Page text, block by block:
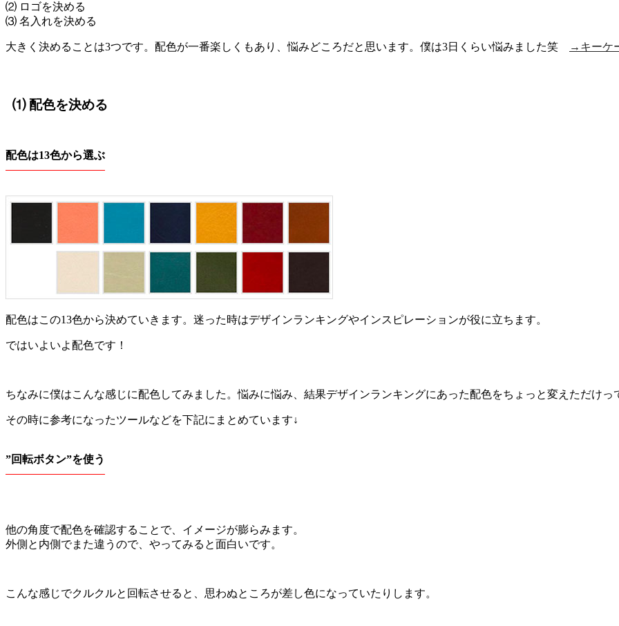
⑵ ロゴを決める
⑶ 名入れを決める
大きく決めることは3つです。配色が一番楽しくもあり、悩みどころだと思います。僕は3日くらい悩みました笑 →キーケ
⑴ 配色を決める
配色は13色から選ぶ
配色はこの13色から決めていきます。迷った時はデザインランキングやインスピレーションが役に立ちます。
ではいよいよ配色です！
ちなみに僕はこんな感じに配色してみました。悩みに悩み、結果デザインランキングにあった配色をちょっと変えただけっ
その時に参考になったツールなどを下記にまとめています↓
”回転ボタン”を使う
他の角度で配色を確認することで、イメージが膨らみます。
外側と内側でまた違うので、やってみると面白いです。
こんな感じでクルクルと回転させると、思わぬところが差し色になっていたりします。